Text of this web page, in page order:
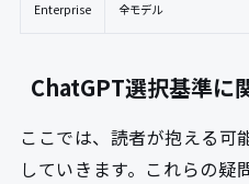
Enterprise 全モデル
ChatGPT選択基準に
ここでは、読者が抱える可
していきます。これらの疑